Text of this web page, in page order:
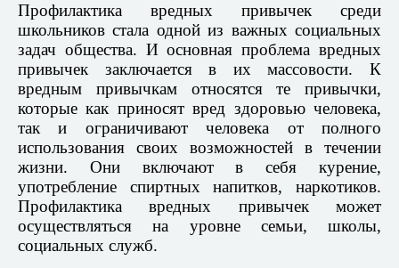
Профилактика вредных привычек среди
школьников стала одной из важных социальных
задач общества. И основная проблема вредных
привычек заключается в их массовости. К
вредным привычкам относятся те привычки,
которые как приносят вред здоровью человека,
так и ограничивают человека от полного
использования своих возможностей в течении
жизни. Они включают в себя курение,
употребление спиртных напитков, наркотиков.
Профилактика вредных привычек может
осуществляться на уровне семьи, школы,
социальных служб.